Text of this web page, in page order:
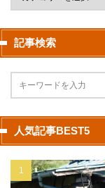
記事検索
人気記事BEST5